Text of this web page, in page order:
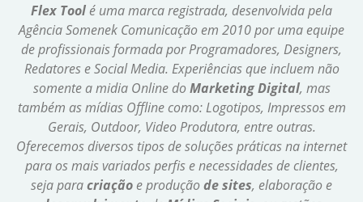
Flex Toolé uma marca registrada, desenvolvida pela
Agência Somenek Comunicação em 2010 por uma equipe
de profissionais formada por Programadores, Designers,
Redatores e Social Media. Experiências que incluem não
somente a midia Online doMarketing Digital, mas
também as mídias Offline como: Logotipos, Impressos em
Gerais, Outdoor, Video Produtora, entre outras.
Oferecemos diversos tipos de soluções práticas na internet
para os mais variados perfis e necessidades de clientes,
seja paracriaçãoe produçãode sites, elaboração e